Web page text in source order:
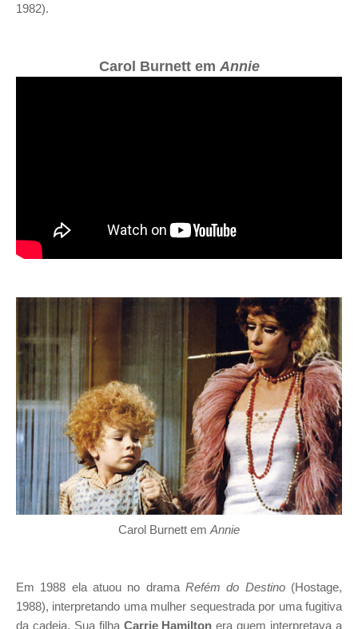
1982).
Carol Burnett em Annie
Carol Burnett em Annie
Em 1988 ela atuou no drama Refém do Destino(Hostage,
1988), interpretando uma mulher sequestrada por uma fugitiva
da cadeia. Sua filha Carrie Hamiltonera quem interpretava a